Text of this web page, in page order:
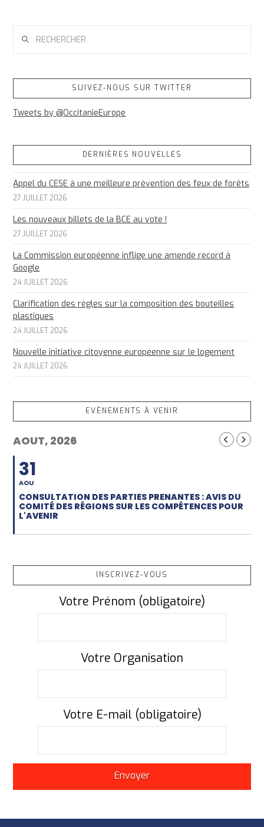
SUIVEZ-NOUS SUR TWITTER
Tweets by @OccitanieEurope
DERNIÈRES NOUVELLES
Appel du CESE à une meilleure prévention des feux de forêts
27 JUILLET 2026
Les nouveaux billets de la BCE au vote !
27 JUILLET 2026
La Commission européenne inflige une amende record à
Google
24 JUILLET 2026
Clarification des règles sur la composition des bouteilles
plastiques
24 JUILLET 2026
Nouvelle initiative citoyenne européenne sur le logement
24 JUILLET 2026
EVÈNEMENTS À VENIR
AOUT, 2026
31
AOU
CONSULTATION DES PARTIES PRENANTES : AVIS DU
COMITÉ DES RÉGIONS SUR LES COMPÉTENCES POUR
L'AVENIR
INSCRIVEZ-VOUS
Votre Prénom (obligatoire)
Votre Organisation
Votre E-mail (obligatoire)